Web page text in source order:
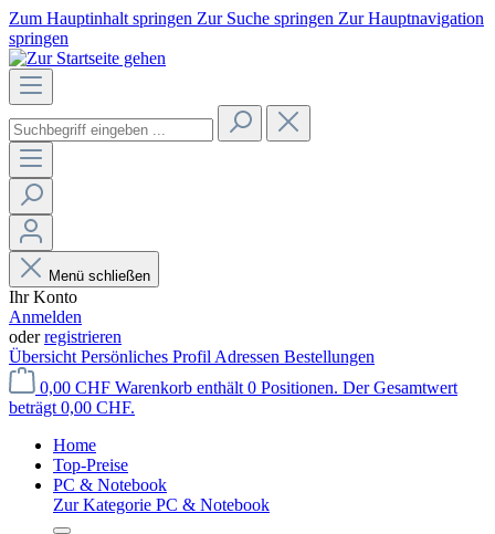
Zum Hauptinhalt springen Zur Suche springen Zur Hauptnavigation
springen
Menü schließen
Ihr Konto
Anmelden
oderregistrieren
Übersicht Persönliches Profil Adressen Bestellungen
0,00 CHF Warenkorb enthält 0 Positionen. Der Gesamtwert
beträgt 0,00 CHF.
Home
Top-Preise
PC & Notebook
Zur Kategorie PC & Notebook